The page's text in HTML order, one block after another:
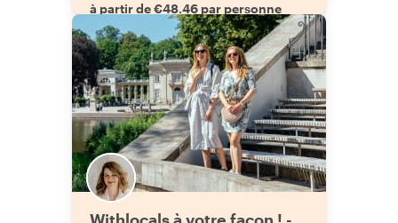
à partir de €48.46 par personne